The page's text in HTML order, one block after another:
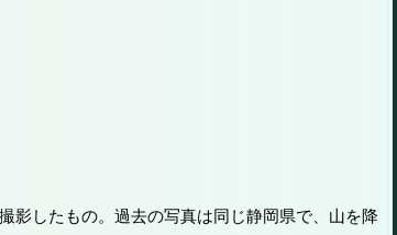
影したもの。過去の写真は同じ静岡県で、山を降